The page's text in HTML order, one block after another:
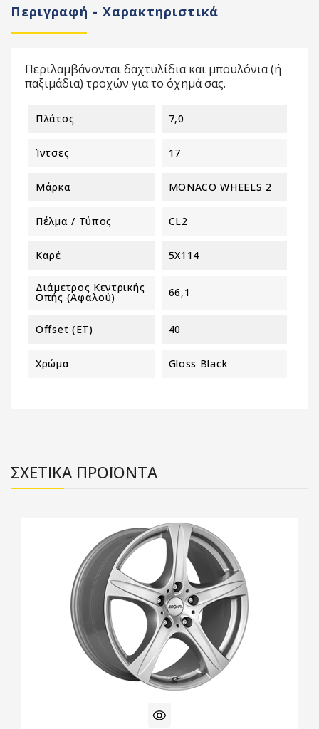
Περιγραφή - Χαρακτηριστικά
Περιλαμβάνονται δαχτυλίδια και μπουλόνια (ή
παξιμάδια) τροχών για το όχημά σας.
Πλάτος 7,0
Ίντσες 17
Μάρκα MONACO WHEELS 2
Πέλμα / Τύπος CL2
Καρέ 5X114
Διάμετρος Κεντρικής
Οπής (αφαλού) 66,1
Offset (ET) 40
Χρώμα Gloss Black
ΣΧΕΤΙΚΑ ΠΡΟΪΟΝΤΑ